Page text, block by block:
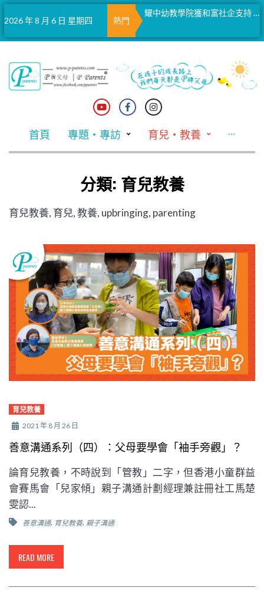
2026 年 8 月 6 日 星期四 熱門
耀中幼教學院獲和富社企支持 推幼稚園英語教學支援計劃
蜘蛛仔實現承諾 讓捨身護妹被犬咬傷男童參觀片場馬會聖誕掛飾義賣 與大館愛心樹同步閃耀
首頁 專題・專訪 育兒・教養 ···
分類: 育兒教養
育兒教養, 育兒, 教養, upbringing, parenting
育兒教養
2021 年 8 月 26 日
善意溝通系列（四）：父母要學會「袖手旁觀」？
論育兒教養，不時說到「管教」二字，但香港小童群益
會賽馬會「兒家傾」親子溝通計劃經理兼註冊社工馬楚
雯認...
善意溝通, 育兒教養, 親子溝通
READ MORE